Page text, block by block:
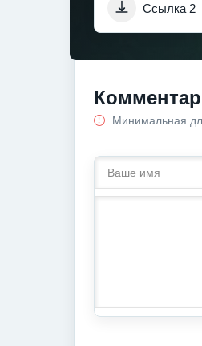
Ссылка 2
Минимальная